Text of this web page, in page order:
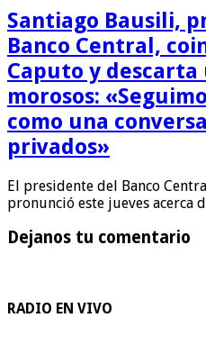
Santiago Bausili,
Banco Central,
Caputo y descarta
morosos:
como una
privados»
El presidente del Banco
pronunció este jueves acerca
Dejanos tu comentario
RADIO EN VIVO